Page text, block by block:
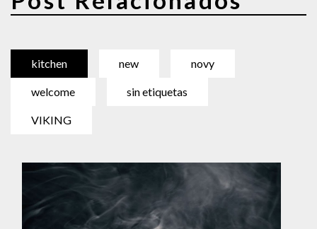
kitchen new novy
welcome sin etiquetas
VIKING